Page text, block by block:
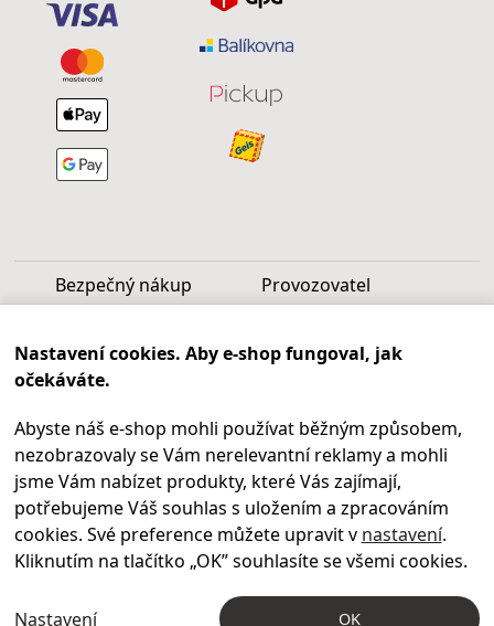
Bezpečný nákup Provozovatel
Infolinka
Po - Pá 9.00 - 17.00
+420469 621 252
Kontakty
Kariéra
© 2004 – 2026
Nastavení cookies. Aby e-shop fungoval, jak
očekáváte.
Abyste náš e-shop mohli používat běžným způsobem,
nezobrazovaly se Vám nerelevantní reklamy a mohli
jsme Vám nabízet produkty, které Vás zajímají,
potřebujeme Váš souhlas s uložením a zpracováním
cookies. Své preference můžete upravit v nastavení.
Kliknutím na tlačítko „OK” souhlasíte se všemi cookies.
Nastavení OK